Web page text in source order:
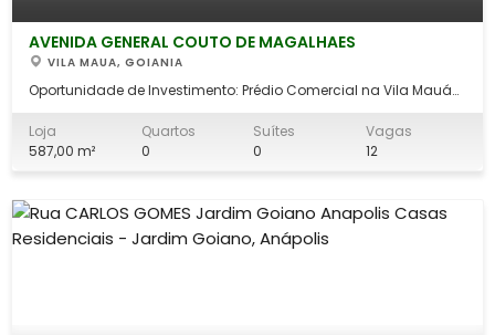
AVENIDA GENERAL COUTO DE MAGALHAES
VILA MAUA, GOIANIA
Oportunidade de Investimento: Prédio Comercial na Vila Mauá
investidores que buscam rentabilidade e segurança no
mercado imobiliário de Goiânia. Localização Privilegiada e
Loja
587,00 m²
Quartos
0
Suítes
0
Vagas
12